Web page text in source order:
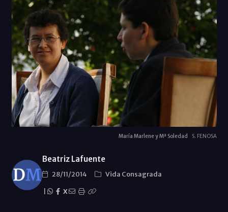
María Marlene y Mª Soledad S. FENOSA
Beatriz Lafuente
28/11/2014
Vida Consagrada
X